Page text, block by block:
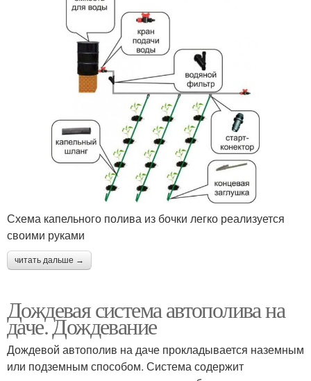
Схема капельного полива из бочки легко реализуется
своими руками
читать дальше →
Дождевая система автополива на
даче. Дождевание
Дождевой автополив на даче прокладывается наземным
или подземным способом. Система содержит